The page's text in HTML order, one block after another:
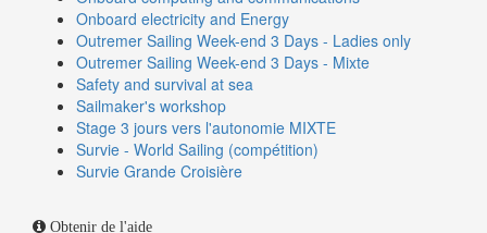
Onboard electricity and Energy
Outremer Sailing Week-end 3 Days - Ladies only
Outremer Sailing Week-end 3 Days - Mixte
Safety and survival at sea
Sailmaker's workshop
Stage 3 jours vers l'autonomie MIXTE
Survie - World Sailing (compétition)
Survie Grande Croisière
Obtenir de l'aide